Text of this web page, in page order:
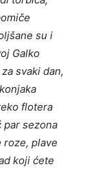
su i
Galko
svaki dan,
flotera
par sezona
plave
koji ćete